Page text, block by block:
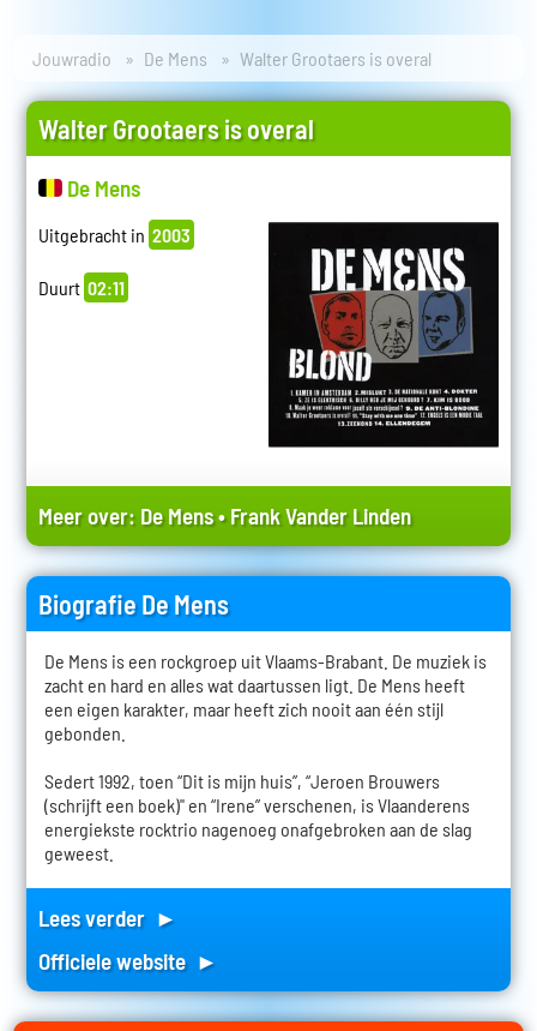
Jouwradio De Mens Walter Grootaers is overal
Walter Grootaers is overal
De Mens
Uitgebracht in 2003
Duurt 02:11
Meer over: De Mens•Frank Vander Linden
Biografie De Mens
De Mens is een rockgroep uit Vlaams-Brabant. De muziek is
zacht en hard en alles wat daartussen ligt. De Mens heeft
een eigen karakter, maar heeft zich nooit aan één stijl
gebonden.
Sedert 1992, toen “Dit is mijn huis”, “Jeroen Brouwers
(schrijft een boek)" en “Irene” verschenen, is Vlaanderens
energiekste rocktrio nagenoeg onafgebroken aan de slag
geweest.
Lees verder ►
Officiele website ►